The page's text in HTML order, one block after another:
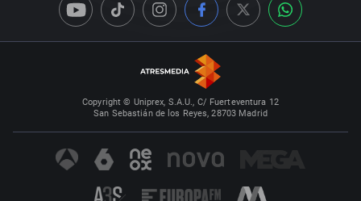
Copyright © Uniprex, S.A.U., C/ Fuerteventura 12
San Sebastián de los Reyes, 28703 Madrid